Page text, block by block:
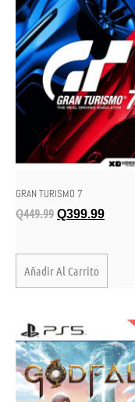
GRAN TURISMO 7
Q449.99 Q399.99
Añadir Al Carrito